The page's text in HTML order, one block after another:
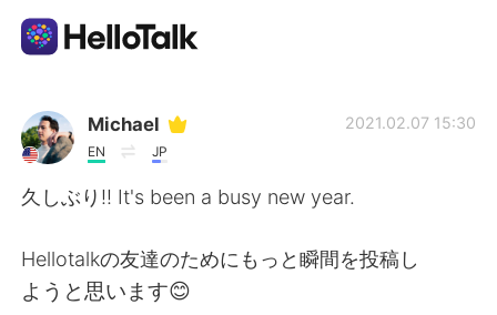
แอปแลกเปลี่ยนทางภาษา
AI Grammar Checker
Michael
EN JP
2021.02.07 15:30
久しぶり!! It's been a busy new year.
Hellotalkの友達のためにもっと瞬間を投稿し
ようと思います😊